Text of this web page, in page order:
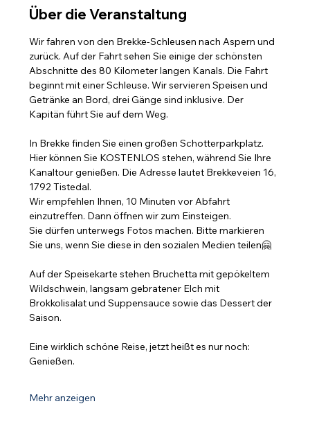
Über die Veranstaltung
Wir fahren von den Brekke-Schleusen nach Aspern und
zurück. Auf der Fahrt sehen Sie einige der schönsten
Abschnitte des 80 Kilometer langen Kanals. Die Fahrt
beginnt mit einer Schleuse. Wir servieren Speisen und
Getränke an Bord, drei Gänge sind inklusive. Der
Kapitän führt Sie auf dem Weg.
In Brekke finden Sie einen großen Schotterparkplatz.
Hier können Sie KOSTENLOS stehen, während Sie Ihre
Kanaltour genießen. Die Adresse lautet Brekkeveien 16,
1792 Tistedal.
Wir empfehlen Ihnen, 10 Minuten vor Abfahrt
einzutreffen. Dann öffnen wir zum Einsteigen.
Sie dürfen unterwegs Fotos machen. Bitte markieren
Sie uns, wenn Sie diese in den sozialen Medien teilen🤗
Auf der Speisekarte stehen Bruchetta mit gepökeltem
Wildschwein, langsam gebratener Elch mit
Brokkolisalat und Suppensauce sowie das Dessert der
Saison.
Eine wirklich schöne Reise, jetzt heißt es nur noch:
Genießen.
Mehr anzeigen